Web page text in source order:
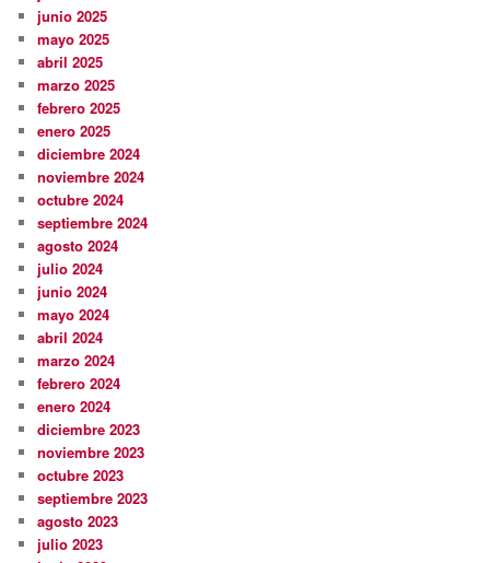
junio 2025
mayo 2025
abril 2025
marzo 2025
febrero 2025
enero 2025
diciembre 2024
noviembre 2024
octubre 2024
septiembre 2024
agosto 2024
julio 2024
junio 2024
mayo 2024
abril 2024
marzo 2024
febrero 2024
enero 2024
diciembre 2023
noviembre 2023
octubre 2023
septiembre 2023
agosto 2023
julio 2023